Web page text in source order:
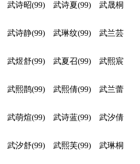
武诗昭(99) 武诗夏(99) 武晟桐
武诗静(99) 武琳纹(99) 武兰芸
武煜舒(99) 武夏召(99) 武熙宸
武熙鹊(99) 武熙倩(99) 武兰蕾
武萌煊(99) 武诗蓝(99) 武汐倩
武汐舒(99) 武熙芙(99) 武琳桐